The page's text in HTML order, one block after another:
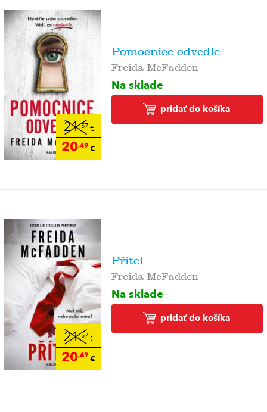
21,57 €
20,49€
Pomocnice odvedle
Freida McFadden
Na sklade
pridať do košíka
21,57 €
20,49€
Přítel
Freida McFadden
Na sklade
pridať do košíka